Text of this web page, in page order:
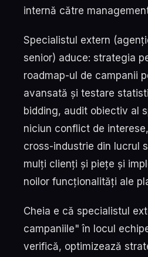
internă către
Specialistul extern
senior) aduce: strategia
roadmap-ul de campanii
avansată și testare
bidding, audit obiectiv al
niciun conflict de
cross-industrie din lucrul
mulți clienți și piețe și
noilor funcționalități ale
Cheia e că specialistul
campaniile" în locul
verifică, optimizează